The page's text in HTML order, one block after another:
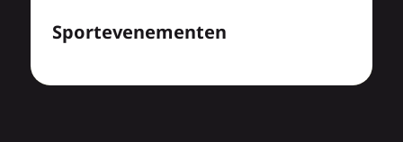
Sportevenementen